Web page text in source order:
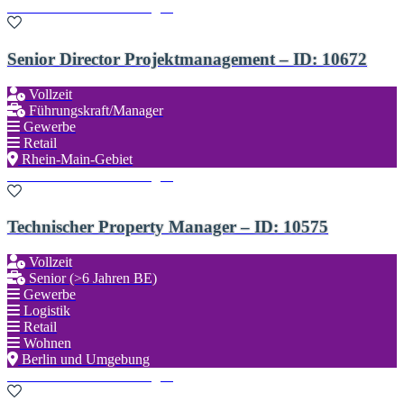
Senior Director Projektmanagement – ID: 10672
Vollzeit
Führungskraft/Manager
Gewerbe
Retail
Rhein-Main-Gebiet
Technischer Property Manager – ID: 10575
Vollzeit
Senior (>6 Jahren BE)
Gewerbe
Logistik
Retail
Wohnen
Berlin und Umgebung